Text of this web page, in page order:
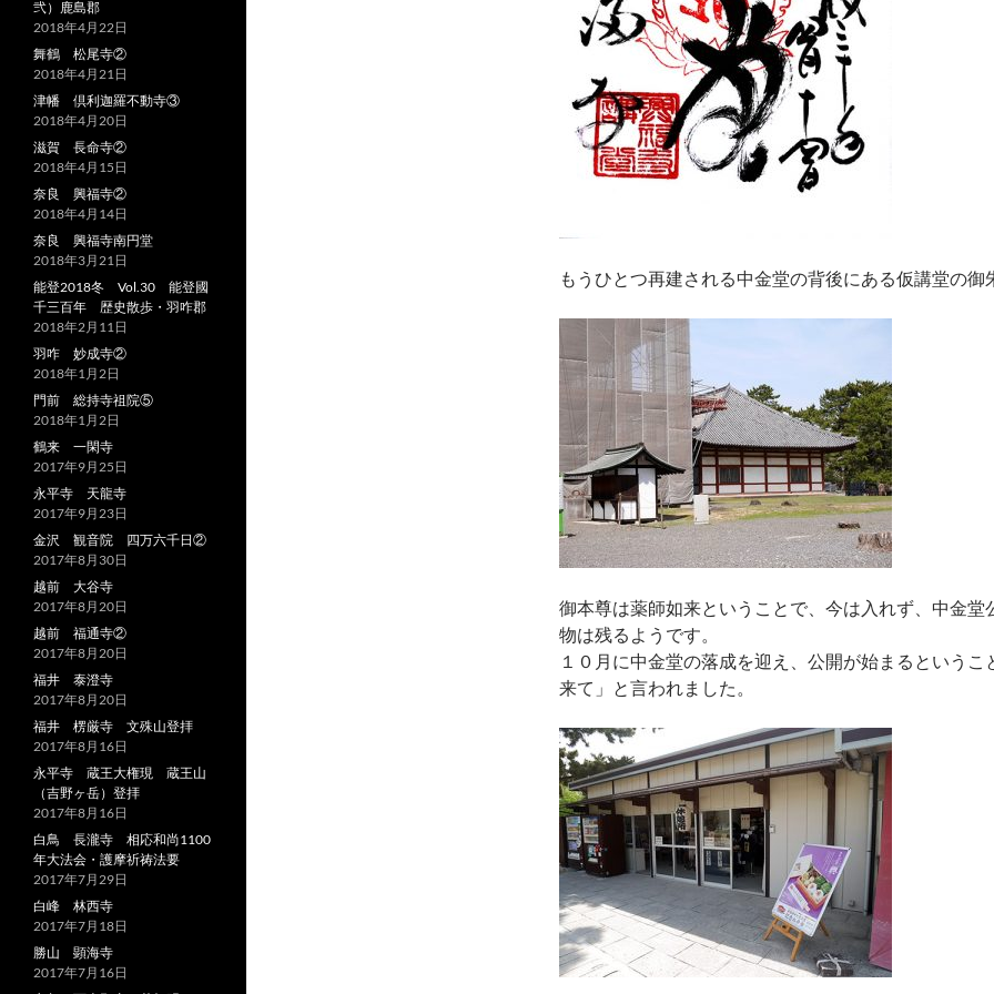
もうひとつ再建される中金堂の背後にある仮講堂の御
御本尊は薬師如来ということで、今は入れず、中金堂
物は残るようです。
１０月に中金堂の落成を迎え、公開が始まるというこ
来て」と言われました。
弐）鹿島郡
2018年4月22日
舞鶴 松尾寺②
2018年4月21日
津幡 倶利迦羅不動寺③
2018年4月20日
滋賀 長命寺②
2018年4月15日
奈良 興福寺②
2018年4月14日
奈良 興福寺南円堂
2018年3月21日
能登2018冬 Vol.30 能登國
千三百年 歴史散歩・羽咋郡
2018年2月11日
羽咋 妙成寺②
2018年1月2日
門前 総持寺祖院⑤
2018年1月2日
鶴来 一閑寺
2017年9月25日
永平寺 天龍寺
2017年9月23日
金沢 観音院 四万六千日②
2017年8月30日
越前 大谷寺
2017年8月20日
越前 福通寺②
2017年8月20日
福井 泰澄寺
2017年8月20日
福井 楞厳寺 文殊山登拝
2017年8月16日
永平寺 蔵王大権現 蔵王山
（吉野ヶ岳）登拝
2017年8月16日
白鳥 長瀧寺 相応和尚1100
年大法会・護摩祈祷法要
2017年7月29日
白峰 林西寺
2017年7月18日
勝山 顕海寺
2017年7月16日